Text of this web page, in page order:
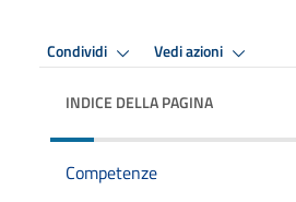
Condividi Vedi azioni
INDICE DELLA PAGINA
Competenze